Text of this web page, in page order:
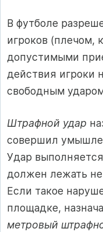
В футболе
игроков (плечом,
допустимыми
действия игроки
свободным
Штрафной удар
совершил
Удар
должен лежать
Если такое
площадке,
метровый